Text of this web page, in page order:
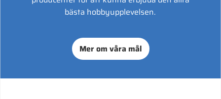
bästa hobbyupplevelsen.
Mer om våra mål